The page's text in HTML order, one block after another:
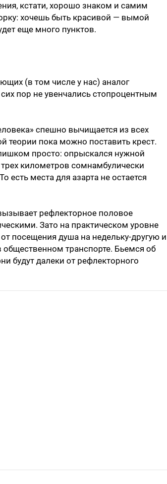
кстати, хорошо знаком и самим
хочешь быть красивой — вымой
еще много пунктов.
(в том числе у нас) аналог
пор не увенчались стопроцентным
спешно вычищается из всех
теории пока можно поставить крест.
просто: опрыскался нужной
километров сомнамбулически
есть места для азарта не остается
рефлекторное половое
Зато на практическом уровне
посещения душа на недельку-другую и
общественном транспорте. Бьемся об
будут далеки от рефлекторного